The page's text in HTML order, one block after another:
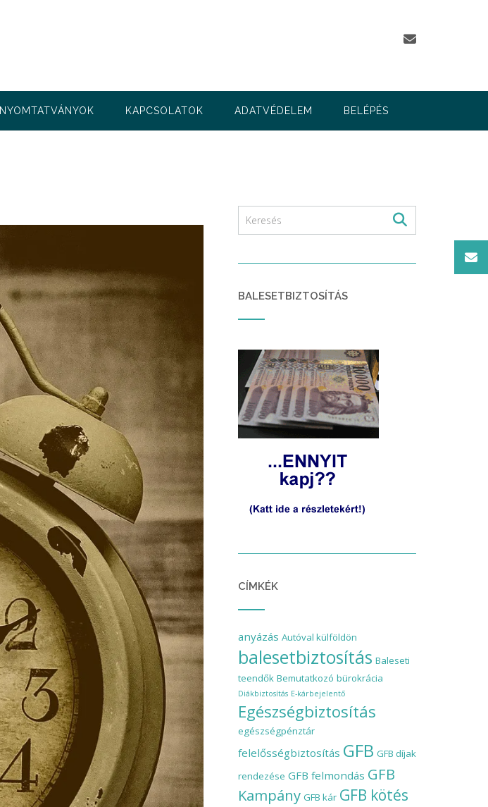
NYOMTATVÁNYOK KAPCSOLATOK ADATVÉDELEM BELÉPÉS
BALESETBIZTOSÍTÁS
CÍMKÉK
anyázás Autóval külföldön
balesetbiztosítás Baleseti
teendők Bemutatkozó bürokrácia
Diákbiztosítás E-kárbejelentő
Egészségbiztosítás
egészségpénztár
felelősségbiztosítás GFB GFB díjak
rendezése GFB felmondás GFB
Kampány GFB kár GFB kötés